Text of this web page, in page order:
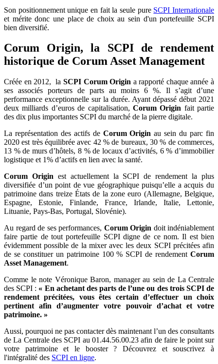
Son positionnement unique en fait la seule pure SCPI Internationale
et mérite donc une place de choix au sein d'un portefeuille SCPI
bien diversifié.
Corum Origin, la SCPI de rendement
historique de Corum Asset Management
Créée en 2012, la SCPI Corum Origin a rapporté chaque année à
ses associés porteurs de parts au moins 6 %. Il s’agit d’une
performance exceptionnelle sur la durée. Ayant dépassé début 2021
deux milliards d’euros de capitalisation, Corum Origin fait partie
des dix plus importantes SCPI du marché de la pierre digitale.
La représentation des actifs de Corum Origin au sein du parc fin
2020 est très équilibrée avec 42 % de bureaux, 30 % de commerces,
13 % de murs d’hôtels, 8 % de locaux d’activités, 6 % d’immobilier
logistique et 1% d’actifs en lien avec la santé.
Corum Origin est actuellement la SCPI de rendement la plus
diversifiée d’un point de vue géographique puisqu’elle a acquis du
patrimoine dans treize États de la zone euro (Allemagne, Belgique,
Espagne, Estonie, Finlande, France, Irlande, Italie, Lettonie,
Lituanie, Pays-Bas, Portugal, Slovénie).
Au regard de ses performances, Corum Origin doit indéniablement
faire partie de tout portefeuille SCPI digne de ce nom. Il est bien
évidemment possible de la mixer avec les deux SCPI précitées afin
de se constituer un patrimoine 100 % SCPI de rendement Corum
Asset Management.
Comme le note Véronique Baron, manager au sein de La Centrale
des SCPI : « En achetant des parts de l’une ou des trois SCPI de
rendement précitées, vous êtes certain d’effectuer un choix
pertinent afin d’augmenter votre pouvoir d’achat et votre
patrimoine. »
Aussi, pourquoi ne pas contacter dès maintenant l’un des consultants
de La Centrale des SCPI au 01.44.56.00.23 afin de faire le point sur
votre patrimoine et le booster ? Découvrez et souscrivez à
l'intégralité des SCPI en ligne.